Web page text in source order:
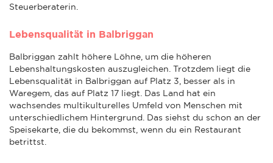
Steuerberaterin.
Lebensqualität in Balbriggan
Balbriggan zahlt höhere Löhne, um die höheren
Lebenshaltungskosten auszugleichen. Trotzdem liegt die
Lebensqualität in Balbriggan auf Platz 3, besser als in
Waregem, das auf Platz 17 liegt. Das Land hat ein
wachsendes multikulturelles Umfeld von Menschen mit
unterschiedlichem Hintergrund. Das siehst du schon an der
Speisekarte, die du bekommst, wenn du ein Restaurant
betrittst.